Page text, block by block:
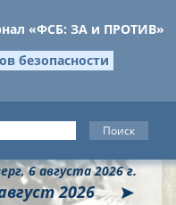
«ФСБ: ЗА и ПРОТИВ»
безопасности
6 августа 2026 г.
2026